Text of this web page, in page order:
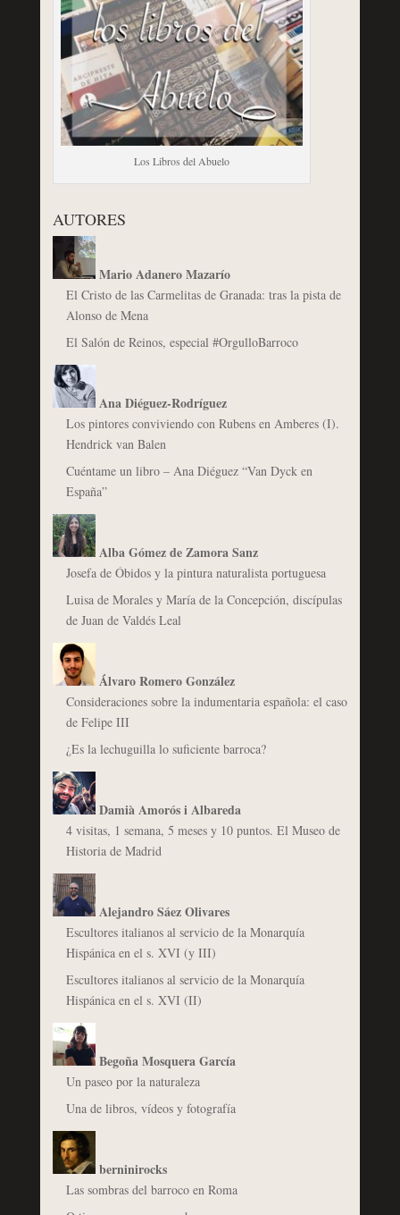
Los Libros del Abuelo
AUTORES
Mario Adanero Mazarío
El Cristo de las Carmelitas de Granada: tras la pista de
Alonso de Mena
El Salón de Reinos, especial #OrgulloBarroco
Ana Diéguez-Rodríguez
Los pintores conviviendo con Rubens en Amberes (I).
Hendrick van Balen
Cuéntame un libro – Ana Diéguez “Van Dyck en
España”
Alba Gómez de Zamora Sanz
Josefa de Óbidos y la pintura naturalista portuguesa
Luisa de Morales y María de la Concepción, discípulas
de Juan de Valdés Leal
Álvaro Romero González
Consideraciones sobre la indumentaria española: el caso
de Felipe III
¿Es la lechuguilla lo suficiente barroca?
Damià Amorós i Albareda
4 visitas, 1 semana, 5 meses y 10 puntos. El Museo de
Historia de Madrid
Alejandro Sáez Olivares
Escultores italianos al servicio de la Monarquía
Hispánica en el s. XVI (y III)
Escultores italianos al servicio de la Monarquía
Hispánica en el s. XVI (II)
Begoña Mosquera García
Un paseo por la naturaleza
Una de libros, vídeos y fotografía
berninirocks
Las sombras del barroco en Roma